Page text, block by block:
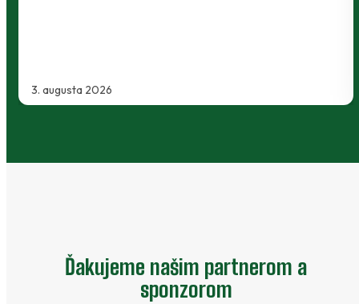
2. augusta 2026
Ďakujeme našim partnerom a
sponzorom